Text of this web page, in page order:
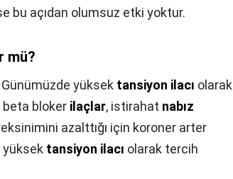
bu açıdan olumsuz etki yoktur.
mü?
Günümüzde yüksek tansiyon ilacı olarak
beta bloker ilaçlar, istirahat nabız
azalttığı için koroner arter
yüksek tansiyon ilacı olarak tercih